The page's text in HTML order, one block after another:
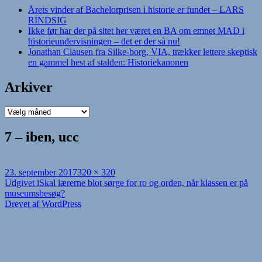
Årets vinder af Bachelorprisen i historie er fundet – LARS
RINDSIG
Ikke før har der på sitet her været en BA om emnet MAD i
historieundervisningen – det er der så nu!
Jonathan Clausen fra Silke-borg, VIA, trækker lettere skeptisk
en gammel hest af stalden: Historiekanonen
Arkiver
Arkiver
7 – iben, ucc
Udgivet
i
23. september 2017Fuld
størrelse
320 × 320
Indlægsnavigation
Udgivet iSkal lærerne blot sørge for ro og orden, når klassen er på
museumsbesøg?
Drevet af WordPress